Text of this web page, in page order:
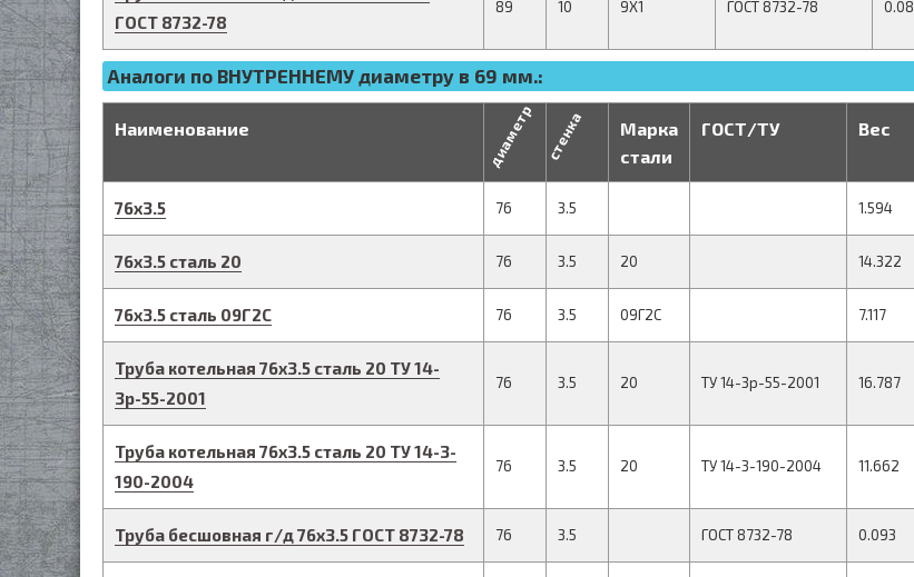
ГОСТ 8732-78
89 10 9Х1 ГОСТ 8732-78 0.08
Аналоги по ВНУТРЕННЕМУ диаметру в 69 мм.:
Наименование диаметр стенка
Марка
стали
ГОСТ/ТУ Вес
76х3.5 76 3.5 1.594
76х3.5 сталь 20 76 3.5 20 14.322
76х3.5 сталь 09Г2С 76 3.5 09Г2С 7.117
Труба котельная 76х3.5 сталь 20 ТУ 14-
3р-55-2001
76 3.5 20 ТУ 14-3р-55-2001 16.787
Труба котельная 76х3.5 сталь 20 ТУ 14-3-
190-2004
76 3.5 20 ТУ 14-3-190-2004 11.662
Труба бесшовная г/д76х3.5 ГОСТ 8732-78 76 3.5 ГОСТ 8732-78 0.093